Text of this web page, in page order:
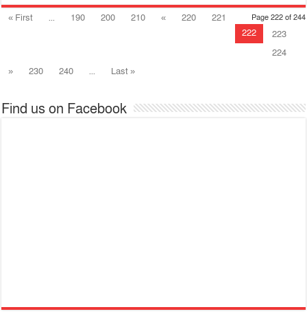
Page 222 of 244
« First ... 190 200 210 « 220
221
222
223
224
»
230 240 ... Last »
Find us on Facebook